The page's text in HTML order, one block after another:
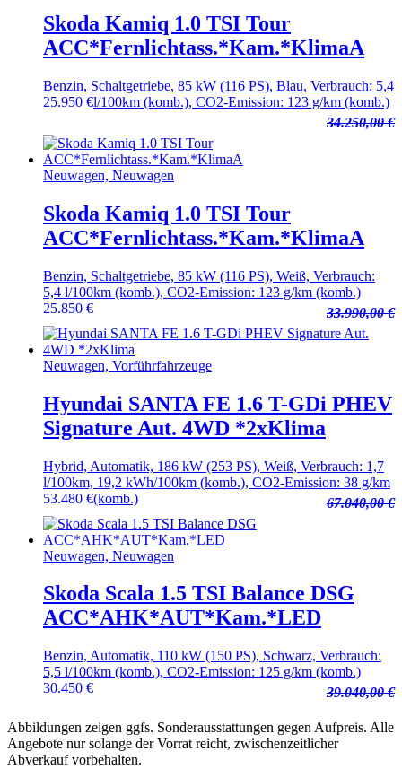
Skoda Kamiq 1.0 TSI Tour
ACC*Fernlichtass.*Kam.*KlimaA
Benzin, Schaltgetriebe, 85 kW (116 PS), Blau, Verbrauch: 5,4
l/100km (komb.), CO2-Emission: 123 g/km (komb.)
25.950 €
34.250,00 €
Neuwagen, Neuwagen
Skoda Kamiq 1.0 TSI Tour
ACC*Fernlichtass.*Kam.*KlimaA
Benzin, Schaltgetriebe, 85 kW (116 PS), Weiß, Verbrauch:
5,4 l/100km (komb.), CO2-Emission: 123 g/km (komb.)
25.850 € 33.990,00 €
Neuwagen, Vorführfahrzeuge
Hyundai SANTA FE 1.6 T-GDi PHEV
Signature Aut. 4WD *2xKlima
Hybrid, Automatik, 186 kW (253 PS), Weiß, Verbrauch: 1,7
l/100km, 19,2 kWh/100km (komb.), CO2-Emission: 38 g/km
(komb.)
53.480 € 67.040,00 €
Neuwagen, Neuwagen
Skoda Scala 1.5 TSI Balance DSG
ACC*AHK*AUT*Kam.*LED
Benzin, Automatik, 110 kW (150 PS), Schwarz, Verbrauch:
5,5 l/100km (komb.), CO2-Emission: 125 g/km (komb.)
30.450 € 39.040,00 €
Abbildungen zeigen ggfs. Sonderausstattungen gegen Aufpreis. Alle
Angebote nur solange der Vorrat reicht, zwischenzeitlicher
Abverkauf vorbehalten.